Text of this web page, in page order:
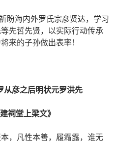
盼海内外罗氏宗彦贤达，学习
先哲先贤，以实际行动传承
来的子孙做出表率！
从彦之后明状元罗洪先
祠堂上梁文》
，凡性本善，履霜露，谁无